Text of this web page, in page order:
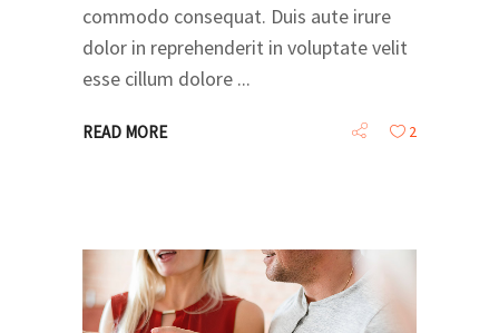
commodo consequat. Duis aute irure
dolor in reprehenderit in voluptate velit
esse cillum dolore
READ MORE 2